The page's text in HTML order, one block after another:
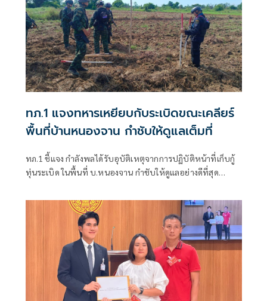
ทภ.1 แจงทหารเหยียบกับระเบิดขณะเคลียร์
พื้นที่บ้านหนองจาน กำชับให้ดูแลเต็มที่
ทภ.1 ชี้แจง กำลังพลได้รับอุบัติเหตุจากการปฏิบัติหน้าที่เก็บกู้
ทุ่นระเบิด ในพื้นที่ บ.หนองจาน กำชับให้ดูแลอย่างดีที่สุด
ปัจจุบันสร้างพื้นที่ปลอดภัยแล้ว 76.73%